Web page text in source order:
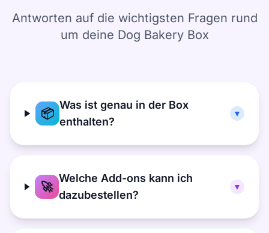
Antworten auf die wichtigsten Fragen rund
um deine Dog Bakery Box
📦
Was ist genau in der Box
enthalten?
▼
🚀
Welche Add-ons kann ich
dazubestellen?
▼